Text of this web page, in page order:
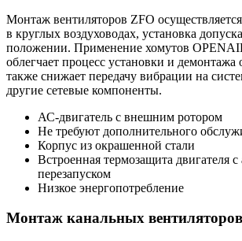
Монтаж вентиляторов ZFO
в круглых воздуховодах, установка
положении. Применение хомутов
облегчает процесс установки и демонтажа
также снижает передачу вибрации на
другие сетевые компоненты.
АС-двигатель с внешним ротором
Не требуют дополнительного
Корпус из окрашенной стали
Встроенная термозащита двигателя
перезапуском
Низкое энергопотребление
Монтаж канальных вентиляторов